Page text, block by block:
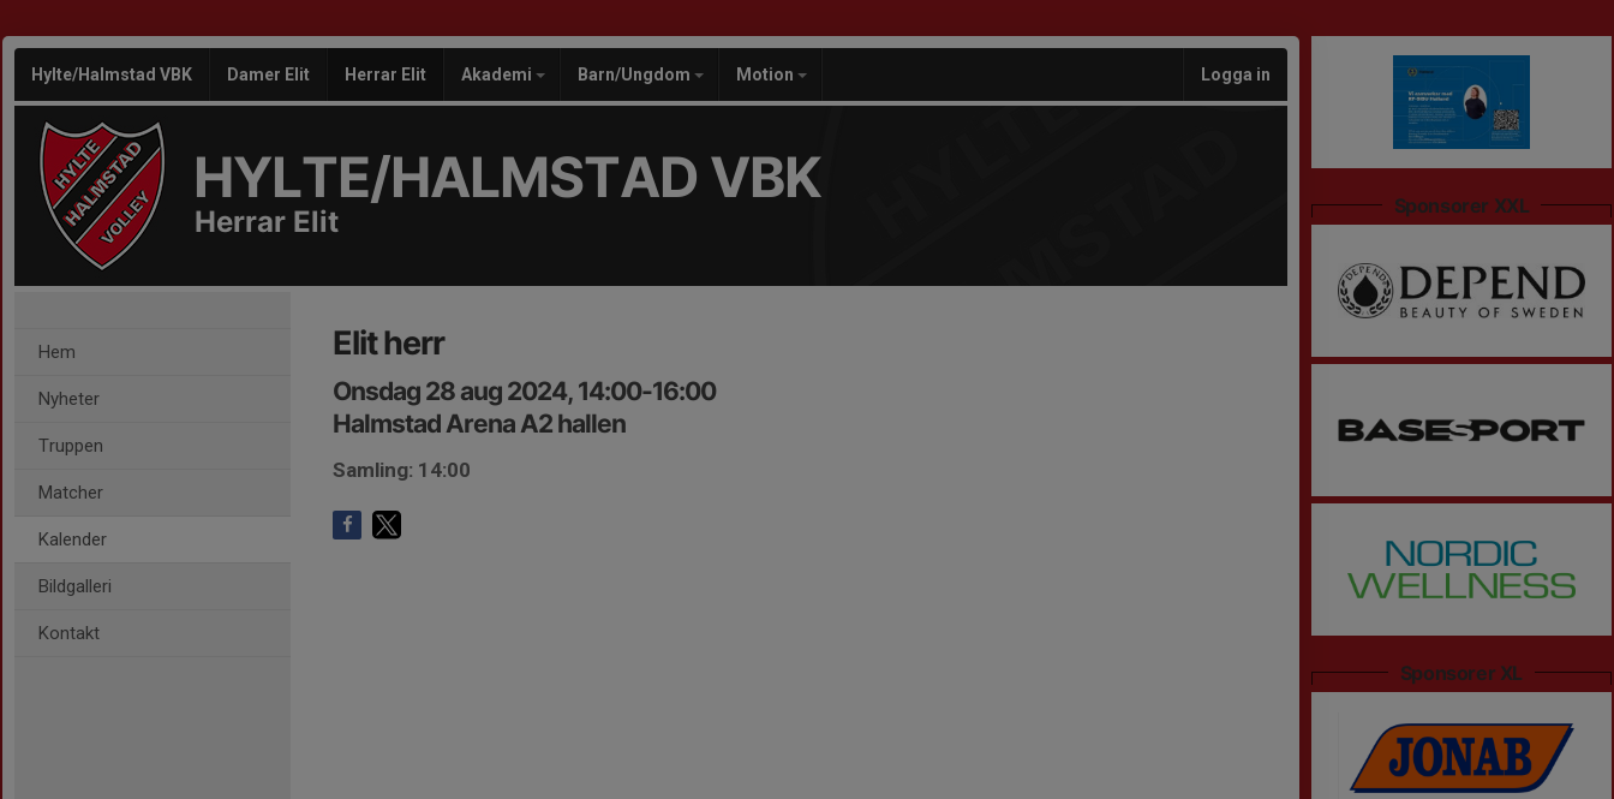
Hylte/Halmstad VBK Damer Elit Herrar Elit Akademi Barn/Ungdom Motion Logga in
HYLTE/HALMSTAD VBK
Herrar Elit
Hem
Nyheter
Truppen
Matcher
Kalender
Bildgalleri
Kontakt
Elit herr
Onsdag 28 aug 2024, 14:00-16:00
Halmstad Arena A2 hallen
Samling: 14:00
Sponsorer XXL
Sponsorer XL